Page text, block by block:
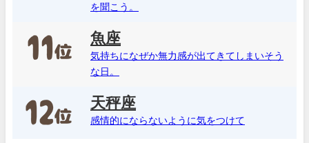
を聞こう。
魚座
気持ちになぜか無力感が出てきてしまいそう
な日。
天秤座
感情的にならないように気をつけて